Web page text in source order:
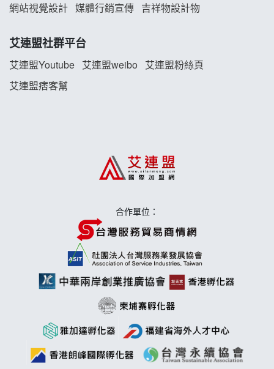
TEA TOP加盟說明會
珍好味臭臭鍋加盟說明會
藍象廷泰式火鍋加盟說明會
莫尼早餐Morni加盟說明會
網站視覺設計 媒體行銷宣傳 吉祥物設計物
艾連盟社群平台
艾連盟Youtube 艾連盟weibo
艾連盟粉絲頁
艾連盟痞客幫
合作單位：